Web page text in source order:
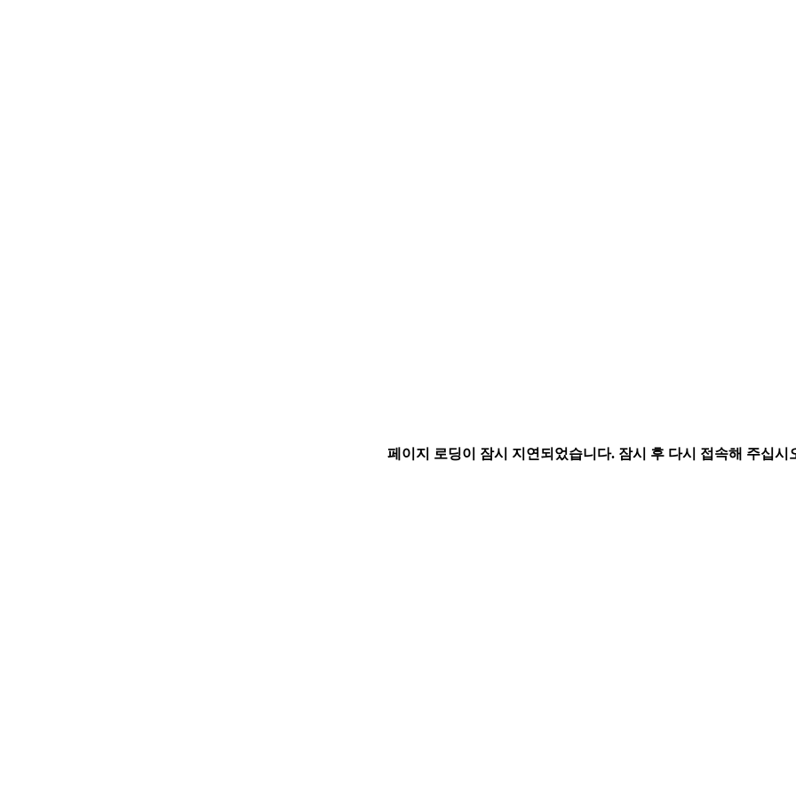
페이지 로딩이 잠시 지연되었습니다. 잠시 후 다시 접속해 주십시